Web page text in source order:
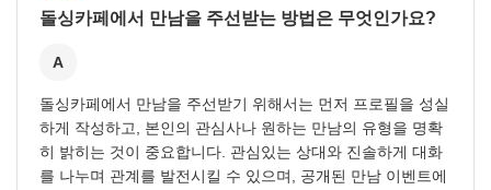
돌싱카페에서 만남을 주선받는 방법은 무엇인가요?
A
돌싱카페에서 만남을 주선받기 위해서는 먼저 프로필을 성실
하게 작성하고, 본인의 관심사나 원하는 만남의 유형을 명확
히 밝히는 것이 중요합니다. 관심있는 상대와 진솔하게 대화
를 나누며 관계를 발전시킬 수 있으며, 공개된 만남 이벤트에